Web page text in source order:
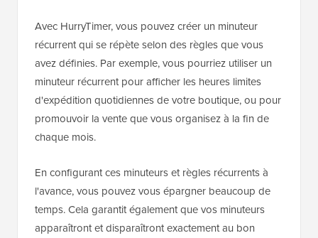
Avec HurryTimer, vous pouvez créer un minuteur
récurrent qui se répète selon des règles que vous
avez définies. Par exemple, vous pourriez utiliser un
minuteur récurrent pour afficher les heures limites
d'expédition quotidiennes de votre boutique, ou pour
promouvoir la vente que vous organisez à la fin de
chaque mois.
En configurant ces minuteurs et règles récurrents à
l'avance, vous pouvez vous épargner beaucoup de
temps. Cela garantit également que vos minuteurs
apparaîtront et disparaîtront exactement au bon